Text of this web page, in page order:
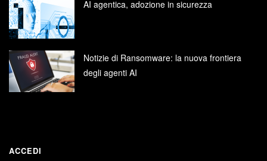
AI agentica, adozione in sicurezza
Notizie di Ransomware: la nuova frontiera
degli agenti AI
ACCEDI